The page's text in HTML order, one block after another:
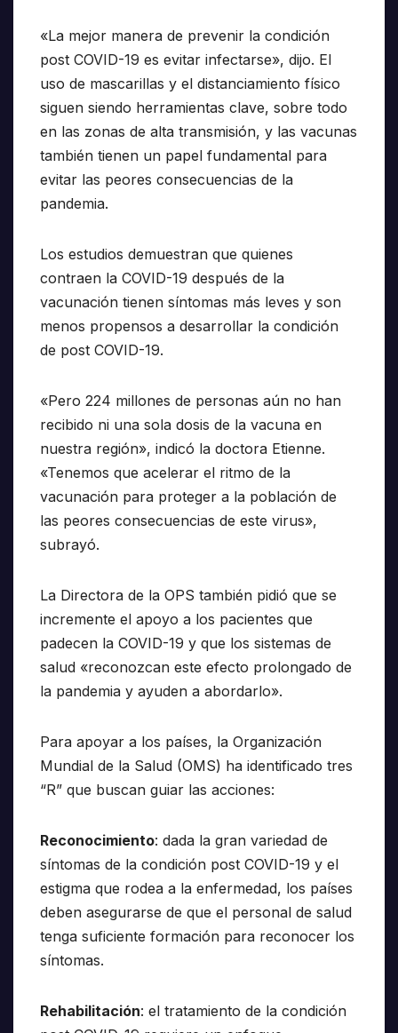
«La mejor manera de prevenir la condición
post COVID-19 es evitar infectarse», dijo. El
uso de mascarillas y el distanciamiento físico
siguen siendo herramientas clave, sobre todo
en las zonas de alta transmisión, y las vacunas
también tienen un papel fundamental para
evitar las peores consecuencias de la
pandemia.
Los estudios demuestran que quienes
contraen la COVID-19 después de la
vacunación tienen síntomas más leves y son
menos propensos a desarrollar la condición
de post COVID-19.
«Pero 224 millones de personas aún no han
recibido ni una sola dosis de la vacuna en
nuestra región», indicó la doctora Etienne.
«Tenemos que acelerar el ritmo de la
vacunación para proteger a la población de
las peores consecuencias de este virus»,
subrayó.
La Directora de la OPS también pidió que se
incremente el apoyo a los pacientes que
padecen la COVID-19 y que los sistemas de
salud «reconozcan este efecto prolongado de
la pandemia y ayuden a abordarlo».
Para apoyar a los países, la Organización
Mundial de la Salud (OMS) ha identificado tres
“R” que buscan guiar las acciones:
Reconocimiento: dada la gran variedad de
síntomas de la condición post COVID-19 y el
estigma que rodea a la enfermedad, los países
deben asegurarse de que el personal de salud
tenga suficiente formación para reconocer los
síntomas.
Rehabilitación: el tratamiento de la condición